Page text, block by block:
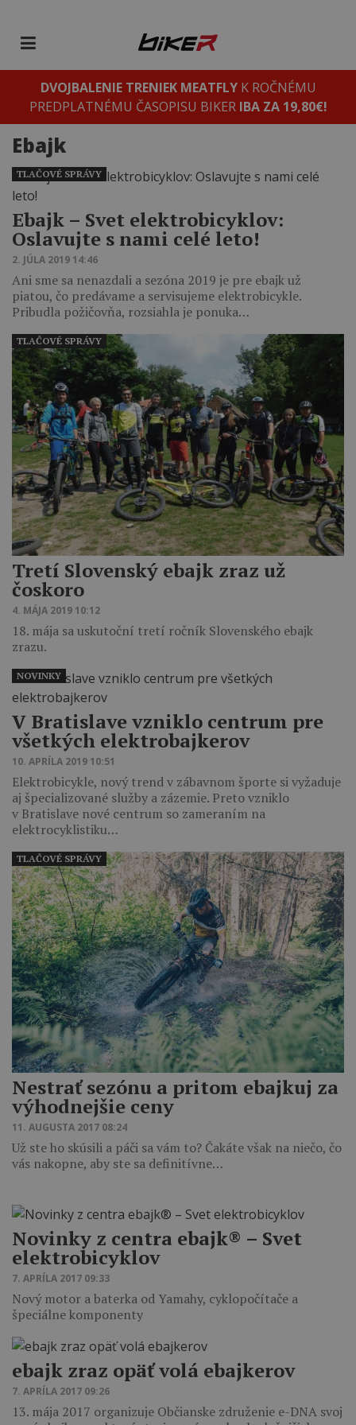
DVOJBALENIE TRENIEK MEATFLYK ROČNÉMU
PREDPLATNÉMU ČASOPISU BIKER IBA ZA 19,80€!
Ebajk
Ebajk – Svet elektrobicyklov:
Oslavujte s nami celé leto!
2. JÚLA 2019 14:46
Ani sme sa nenazdali a sezóna 2019 je pre ebajk už
piatou, čo predávame a servisujeme elektrobicykle.
Pribudla požičovňa, rozsiahla je ponuka…
TLAČOVÉ SPRÁVY
Tretí Slovenský ebajk zraz už
čoskoro
4. MÁJA 2019 10:12
18. mája sa uskutoční tretí ročník Slovenského ebajk
zrazu.
TLAČOVÉ SPRÁVY
V Bratislave vzniklo centrum pre
všetkých elektrobajkerov
10. APRÍLA 2019 10:51
Elektrobicykle, nový trend v zábavnom športe si vyžaduje
aj špecializované služby a zázemie. Preto vzniklo
v Bratislave nové centrum so zameraním na
elektrocyklistiku…
NOVINKY
Nestrať sezónu a pritom ebajkuj za
výhodnejšie ceny
11. AUGUSTA 2017 08:24
Už ste ho skúsili a páči sa vám to? Čakáte však na niečo, čo
vás nakopne, aby ste sa definitívne…
TLAČOVÉ SPRÁVY
Novinky z centra ebajk® – Svet
elektrobicyklov
7. APRÍLA 2017 09:33
Nový motor a baterka od Yamahy, cyklopočítače a
špeciálne komponenty
ebajk zraz opäť volá ebajkerov
7. APRÍLA 2017 09:26
13. mája 2017 organizuje Občianske združenie e-DNA svoj